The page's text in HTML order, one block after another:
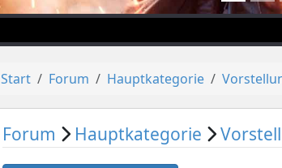
Start Forum Hauptkategorie
Forum Hauptkategorie